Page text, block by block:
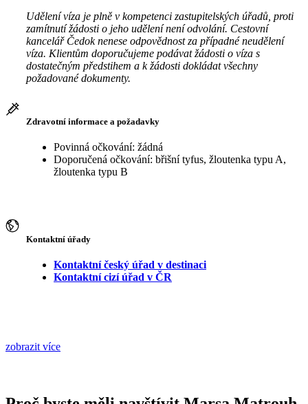
Udělení víza je plně v kompetenci zastupitelských úřadů, proti
zamítnutí žádosti o jeho udělení není odvolání. Cestovní
kancelář Čedok nenese odpovědnost za případné neudělení
víza. Klientům doporučujeme podávat žádosti o víza s
dostatečným předstihem a k žádosti dokládat všechny
požadované dokumenty.
Zdravotní informace a požadavky
Povinná očkování: žádná
Doporučená očkování: břišní tyfus, žloutenka typu A,
žloutenka typu B
Kontaktní úřady
Kontaktní český úřad v destinaci
Kontaktní cizí úřad v ČR
zobrazit více